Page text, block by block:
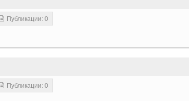
Публикации: 0
Публикации: 0